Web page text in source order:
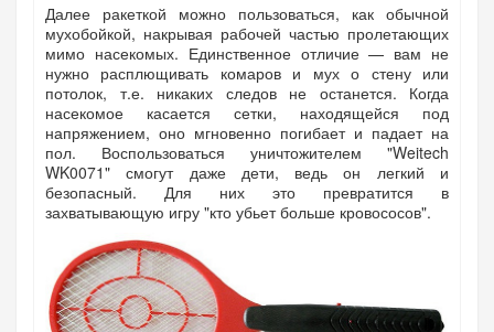
Далее ракеткой можно пользоваться, как обычной
мухобойкой, накрывая рабочей частью пролетающих
мимо насекомых. Единственное отличие — вам не
нужно расплющивать комаров и мух о стену или
потолок, т.е. никаких следов не останется. Когда
насекомое касается сетки, находящейся под
напряжением, оно мгновенно погибает и падает на
пол. Воспользоваться уничтожителем "Weitech
WK0071" смогут даже дети, ведь он легкий и
безопасный. Для них это превратится в
захватывающую игру "кто убьет больше кровососов".